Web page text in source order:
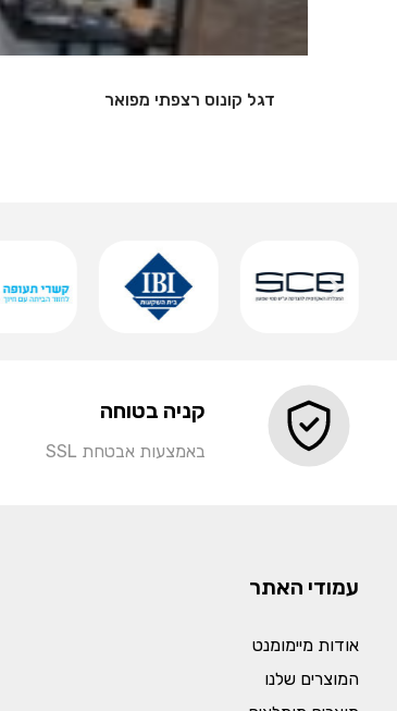
שלט אותיות מואר
קניה בטוחה
באמצעות אבטחת SSL
עמודי האתר
אודות מיימומנט
המוצרים שלנו